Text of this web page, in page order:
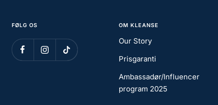
FØLG OS OM KLEANSE
Our Story
Prisgaranti
Ambassadør/Influencer
program 2025